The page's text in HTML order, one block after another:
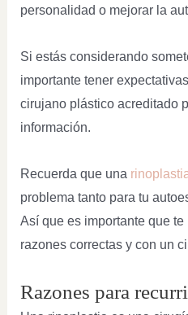
personalidad o mejorar la
Si estás considerando
importante tener
cirujano plástico acreditado
información.
Recuerda que una
problema tanto para tu
Así que es importante que
razones correctas y con un
Razones para